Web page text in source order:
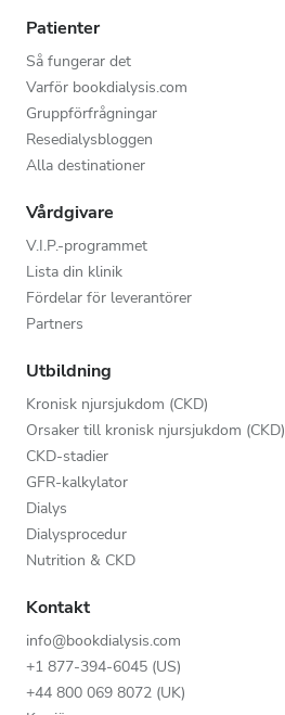
Patienter
Så fungerar det
Varför bookdialysis.com
Gruppförfrågningar
Resedialysbloggen
Alla destinationer
Vårdgivare
V.I.P.-programmet
Lista din klinik
Fördelar för leverantörer
Partners
Utbildning
Kronisk njursjukdom (CKD)
Orsaker till kronisk njursjukdom (CKD)
CKD-stadier
GFR-kalkylator
Dialys
Dialysprocedur
Nutrition & CKD
Kontakt
info@bookdialysis.com
+1 877-394-6045 (US)
+44 800 069 8072 (UK)